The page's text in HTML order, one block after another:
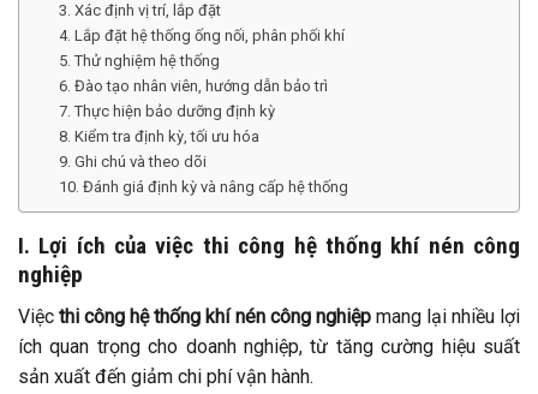
3. Xác định vị trí, lắp đặt
4. Lắp đặt hệ thống ống nối, phân phối khí
5. Thử nghiệm hệ thống
6. Đào tạo nhân viên, hướng dẫn bảo trì
7. Thực hiện bảo dưỡng định kỳ
8. Kiểm tra định kỳ, tối ưu hóa
9. Ghi chú và theo dõi
10. Đánh giá định kỳ và nâng cấp hệ thống
I. Lợi ích của việc thi công hệ thống khí nén công
nghiệp
Việcthi công hệ thống khí nén công nghiệpmang lại nhiều lợi
ích quan trọng cho doanh nghiệp, từ tăng cường hiệu suất
sản xuất đến giảm chi phí vận hành.